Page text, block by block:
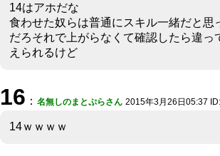
14はアホだな
食わせた奴らは普通にスキル一緒だと思
だろそれで上がらなくて確認したら違っ
えられるけど
16 ： 名無しのまとぷらさん 2015年3月26日05:37
14ｗｗｗｗ